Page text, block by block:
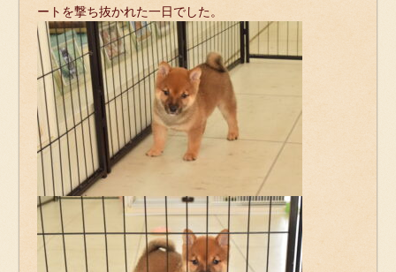
ートを撃ち抜かれた一日でした。